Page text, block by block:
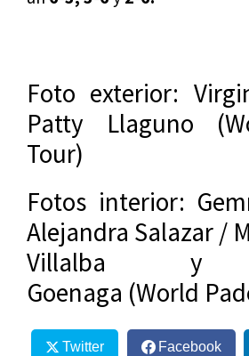
Foto exterior:
Patty Llaguno
Tour)
Fotos interior:
Alejandra Salazar /
Villalba y
Goenaga (World
Twitter Facebook